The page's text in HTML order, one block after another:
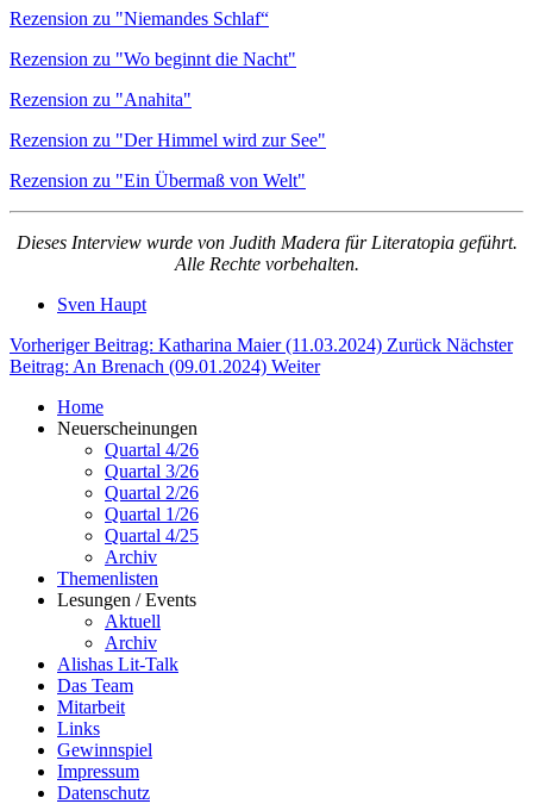
Rezension zu "Niemandes Schlaf“
Rezension zu "Wo beginnt die Nacht"
Rezension zu "Anahita"
Rezension zu "Der Himmel wird zur See"
Rezension zu "Ein Übermaß von Welt"
Dieses Interview wurde von Judith Madera für Literatopia geführt.
Alle Rechte vorbehalten.
Sven Haupt
Vorheriger Beitrag: Katharina Maier (11.03.2024) Zurück Nächster
Beitrag: An Brenach (09.01.2024) Weiter
Home
Neuerscheinungen
Quartal 4/26
Quartal 3/26
Quartal 2/26
Quartal 1/26
Quartal 4/25
Archiv
Themenlisten
Lesungen / Events
Aktuell
Archiv
Alishas Lit-Talk
Das Team
Mitarbeit
Links
Gewinnspiel
Impressum
Datenschutz